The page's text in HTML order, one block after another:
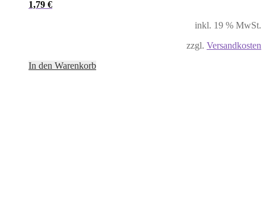
1,79 €
inkl. 19 % MwSt.
zzgl. Versandkosten
In den Warenkorb